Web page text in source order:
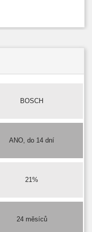
BOSCH
ANO, do 14 dní
21%
24 měsíců